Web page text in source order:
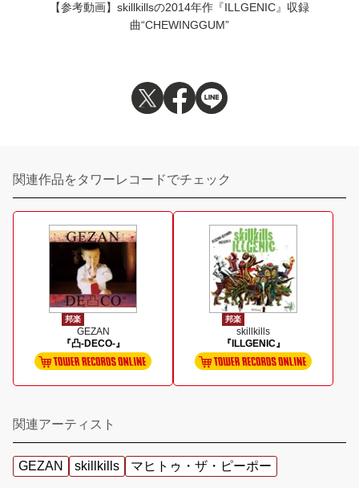
【参考動画】skillkillsの2014年作『ILLGENIC』収録
曲“CHEWINGGUM”
関連作品をタワーレコードでチェック
邦楽
GEZAN
『凸-DECO-』
邦楽
skillkills
『ILLGENIC』
関連アーティスト
GEZAN skillkills マヒトゥ・ザ・ピーポー